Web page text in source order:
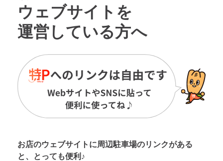
ウェブサイトを
運営している方へ
お店のウェブサイトに周辺駐車場のリンクがある
と、とっても便利♪